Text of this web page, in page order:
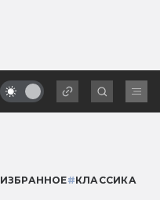
ИЗБРАННОЕ#КЛАССИКА